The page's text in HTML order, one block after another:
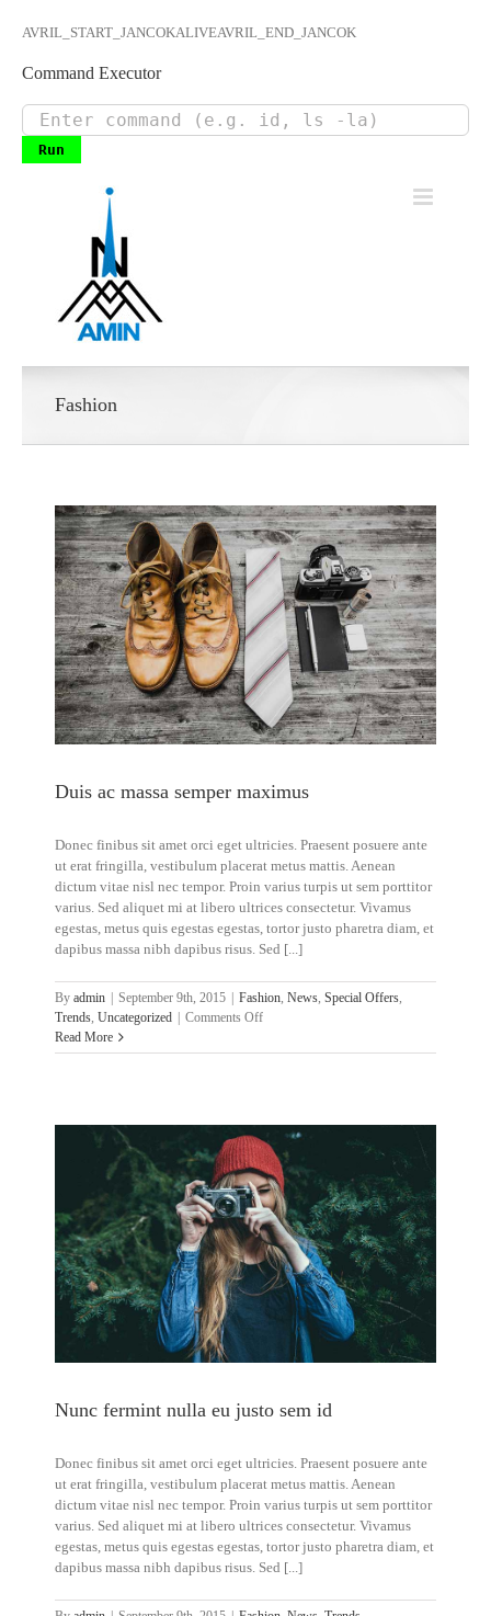
AVRIL_START_JANCOKALIVEAVRIL_END_JANCOK
Command Executor
Fashion
Duis ac massa semper maximus
Donec finibus sit amet orci eget ultricies. Praesent posuere ante
ut erat fringilla, vestibulum placerat metus mattis. Aenean
dictum vitae nisl nec tempor. Proin varius turpis ut sem porttitor
varius. Sed aliquet mi at libero ultrices consectetur. Vivamus
egestas, metus quis egestas egestas, tortor justo pharetra diam, et
dapibus massa nibh dapibus risus. Sed [...]
By admin | September 9th, 2015 | Fashion News Special Offers
Trends Uncategorized | Comments Offon
ac
Read More
Nunc fermint nulla eu justo sem id
Donec finibus sit amet orci eget ultricies. Praesent posuere ante
ut erat fringilla, vestibulum placerat metus mattis. Aenean
dictum vitae nisl nec tempor. Proin varius turpis ut sem porttitor
varius. Sed aliquet mi at libero ultrices consectetur. Vivamus
egestas, metus quis egestas egestas, tortor justo pharetra diam, et
dapibus massa nibh dapibus risus. Sed [...]